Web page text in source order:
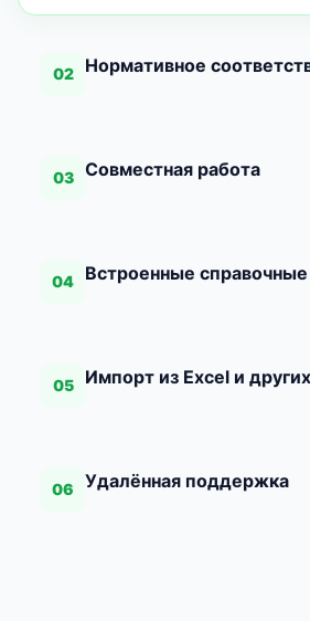
02 Нормативное
03 Совместная работа
04 Встроенные
05 Импорт из Excel и
06 Удалённая поддержка